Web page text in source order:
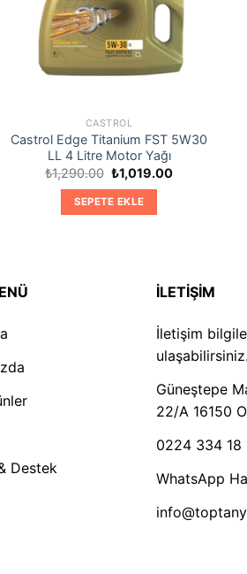
CASTROL
Castrol Edge Titanium FST 5W30
LL 4 Litre Motor Yağı
₺1,290.00 Orijinal
fiyat:
₺1,290.00.
₺1,019.00Şu
SEPETE EKLE
Destek
İLETİŞİM
İletişim
ulaşabilirsiniz.
Güneştepe
22/A 16150
0224 334 18
WhatsApp